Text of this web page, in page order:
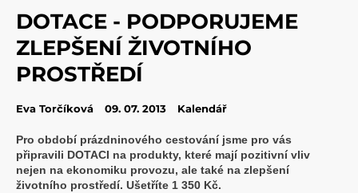
DOTACE - PODPORUJEME
ZLEPŠENÍ ŽIVOTNÍHO
PROSTŘEDÍ
Eva Torčíková 09. 07. 2013 Kalendář
Pro období prázdninového cestování jsme pro vás
připravili DOTACI na produkty, které mají pozitivní vliv
nejen na ekonomiku provozu, ale také na zlepšení
životního prostředí. Ušetříte 1 350 Kč.